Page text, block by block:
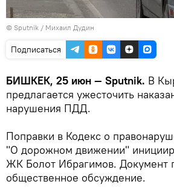
© Sputnik / Михаил Дудин
Подписаться
БИШКЕК, 25 июн — Sputnik. В
предлагается ужесточить
нарушения ПДД.
Поправки в Кодекс о
"О дорожном движении"
ЖК Болот Ибрагимов. Документ
общественное обсуждение.